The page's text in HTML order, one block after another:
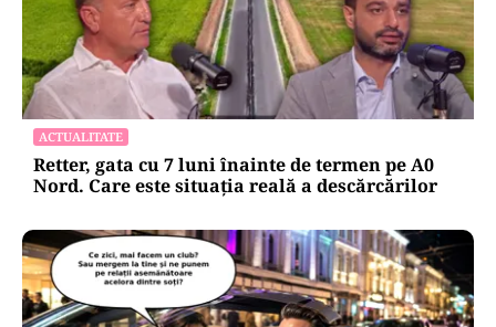
ACTUALITATE
Retter, gata cu 7 luni înainte de termen pe A0
Nord. Care este situația reală a descărcărilor